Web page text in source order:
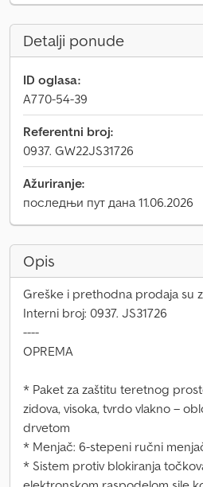
Detalji ponude
ID oglasa:
A770-54-39
Referentni broj:
0937. GW22JS31726
Ažuriranje:
последњи пут дана 11.06.2026
Opis
Greške i prethodna prodaja su
Interni broj: 0937. JS31726
----
OPREMA
* Paket za zaštitu teretnog
zidova, visoka, tvrdo vlakno –
drvetom
* Menjač: 6-stepeni ručni
* Sistem protiv blokiranja